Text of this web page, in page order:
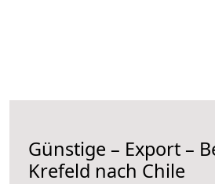
Günstige – Export –
Krefeld nach Chile